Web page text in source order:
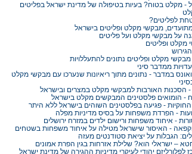
- מקלט בטוח? בעיות בטיפולה של מדינת ישראל בפליטים
לפליטים?
מבקשי מקלט ופליטים בישראל
על מבקשי מקלט ועל פליטים
מקלט ופליטים
מקלט ופליטים נתונים להתעללויות
ממדבר סיני
ואונס במדבר - נתונים מתוך ריאיונות שנערכו עם מבקשי מקלט
- הסכנות האורבות למבקשי מקלט במצרים ובישראל
- הומואים פלסטינים המבקשים מקלט בישראל
- פגיעה בפלסטינים השוהים בישראל ללא היתר
- הפרדת משפחות על בסיס מדיניות מפלה
- איחוד משפחות ורישום ילדים במזרח ירושלים
- האיסור שישראל מטילה על איחוד משפחות בשטחים
הגבלות על יציאת סטודנטים מעזה
– ישראלי הוא? שלילת אזרחות בגין הפרת אמונים
לפלורליזם יהודי לעיקרי מדיניות ההגירה של מדינת ישראל